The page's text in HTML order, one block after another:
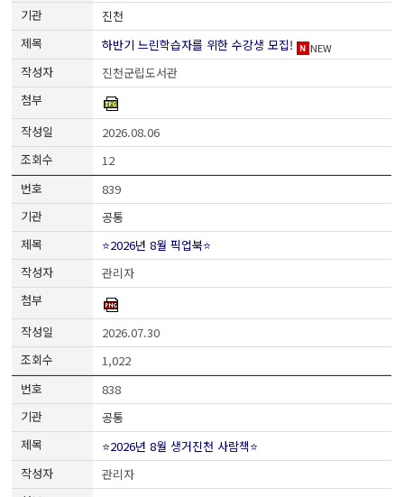
진천
하반기 느린학습자를 위한 수강생 모집!
NEW
진천군립도서관
2026.08.06
12
839
공통
⭐2026년 8월 픽업북⭐
관리자
2026.07.30
1,022
838
공통
⭐2026년 8월 생거진천 사람책⭐
관리자